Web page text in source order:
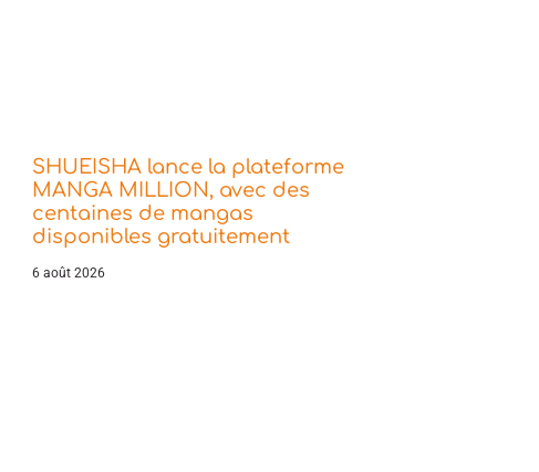
SHUEISHA lance la plateforme
MANGA MILLION, avec des
centaines de mangas
disponibles gratuitement
6 août 2026